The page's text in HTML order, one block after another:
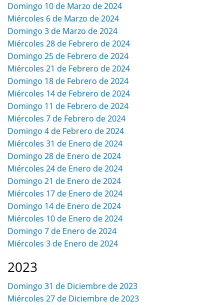
Domingo 10 de Marzo de 2024
Miércoles 6 de Marzo de 2024
Domingo 3 de Marzo de 2024
Miércoles 28 de Febrero de 2024
Domingo 25 de Febrero de 2024
Miércoles 21 de Febrero de 2024
Domingo 18 de Febrero de 2024
Miércoles 14 de Febrero de 2024
Domingo 11 de Febrero de 2024
Miércoles 7 de Febrero de 2024
Domingo 4 de Febrero de 2024
Miércoles 31 de Enero de 2024
Domingo 28 de Enero de 2024
Miércoles 24 de Enero de 2024
Domingo 21 de Enero de 2024
Miércoles 17 de Enero de 2024
Domingo 14 de Enero de 2024
Miércoles 10 de Enero de 2024
Domingo 7 de Enero de 2024
Miércoles 3 de Enero de 2024
2023
Domingo 31 de Diciembre de 2023
Miércoles 27 de Diciembre de 2023